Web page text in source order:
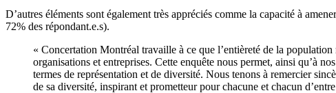
D’autres éléments sont également très appréciés comme la capacité à
72% des répondant.e.s).
« Concertation Montréal travaille à ce que l’entièreté de la
organisations et entreprises. Cette enquête nous permet, ainsi qu’à
termes de représentation et de diversité. Nous tenons à remercier
de sa diversité, inspirant et prometteur pour chacune et chacun